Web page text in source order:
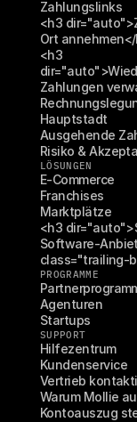
Zahlungslinks
<h3
Ort
<h3
Zahlungen
Hauptstadt
Ausgehende
Risiko &
LÖSUNGEN
E-Commerce
Franchises
Marktplätze
<h3
Software-
class="trailing-
PROGRAMME
Agenturen
Startups
SUPPORT
Hilfezentrum
Kundenservice
Vertrieb
Warum Mollie
Kontoauszug